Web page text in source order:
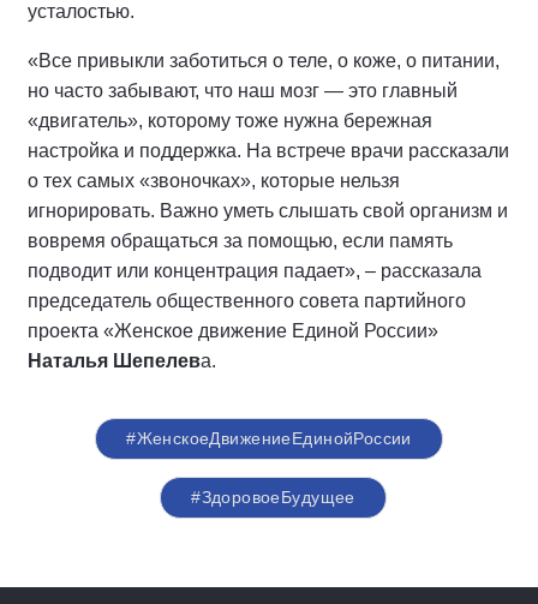
усталостью.
«Все привыкли заботиться о теле, о коже, о питании,
но часто забывают, что наш мозг — это главный
«двигатель», которому тоже нужна бережная
настройка и поддержка. На встрече врачи рассказали
о тех самых «звоночках», которые нельзя
игнорировать. Важно уметь слышать свой организм и
вовремя обращаться за помощью, если память
подводит или концентрация падает», – рассказала
председатель общественного совета партийного
проекта «Женское движение Единой России»
Наталья Шепелева.
#ЖенскоеДвижениеЕдинойРоссии
#ЗдоровоеБудущее